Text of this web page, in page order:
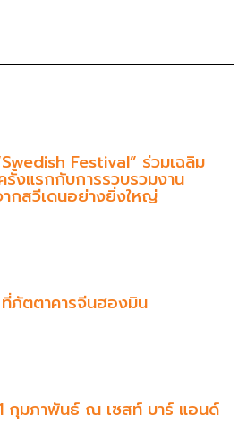
Festival” ร่วมเฉลิม
งแรกกับการรวบรวมงาน
กสวีเดนอย่างยิ่งใหญ่
ภัตตาคารจีนฮองมิน
กุมภาพันธ์ ณ เซสท์ บาร์ แอนด์